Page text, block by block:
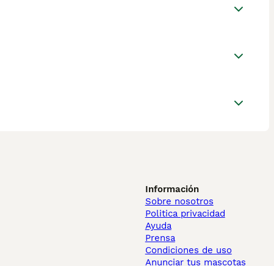
Información
Sobre nosotros
Politica privacidad
Ayuda
Prensa
Condiciones de uso
Anunciar tus mascotas